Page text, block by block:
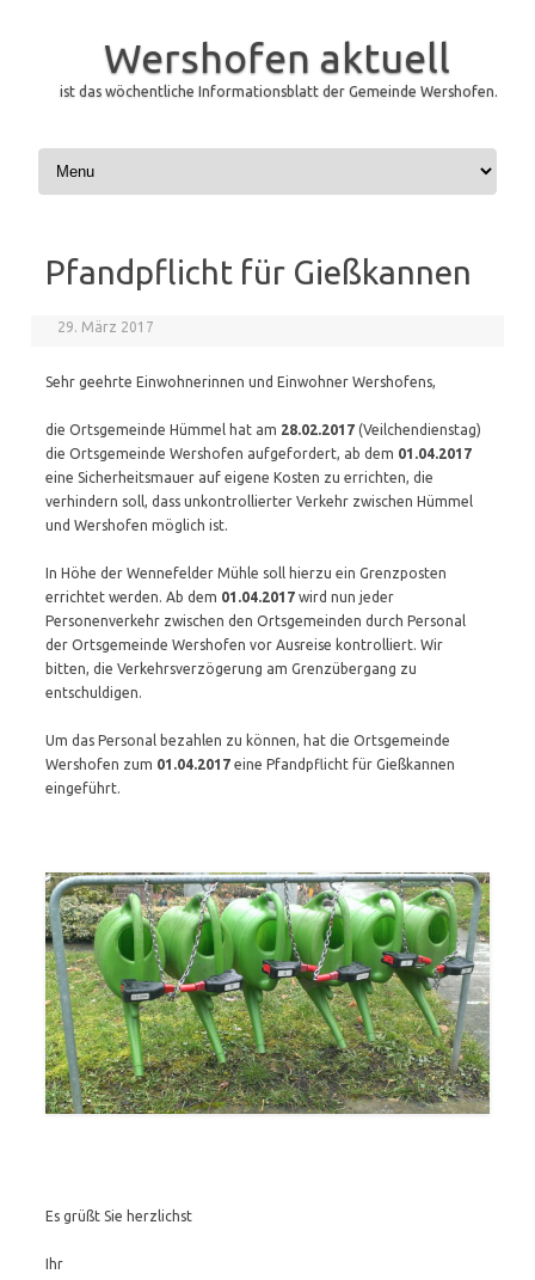
Wershofen aktuell
ist das wöchentliche Informationsblatt der Gemeinde Wershofen.
Skip to content
Pfandpflicht für Gießkannen
29. März 2017
Sehr geehrte Einwohnerinnen und Einwohner Wershofens,
die Ortsgemeinde Hümmel hat am 28.02.2017 (Veilchendienstag)
die Ortsgemeinde Wershofen aufgefordert, ab dem 01.04.2017
eine Sicherheitsmauer auf eigene Kosten zu errichten, die
verhindern soll, dass unkontrollierter Verkehr zwischen Hümmel
und Wershofen möglich ist.
In Höhe der Wennefelder Mühle soll hierzu ein Grenzposten
errichtet werden. Ab dem 01.04.2017 wird nun jeder
Personenverkehr zwischen den Ortsgemeinden durch Personal
der Ortsgemeinde Wershofen vor Ausreise kontrolliert. Wir
bitten, die Verkehrsverzögerung am Grenzübergang zu
entschuldigen.
Um das Personal bezahlen zu können, hat die Ortsgemeinde
Wershofen zum 01.04.2017 eine Pfandpflicht für Gießkannen
eingeführt.
Es grüßt Sie herzlichst
Ihr